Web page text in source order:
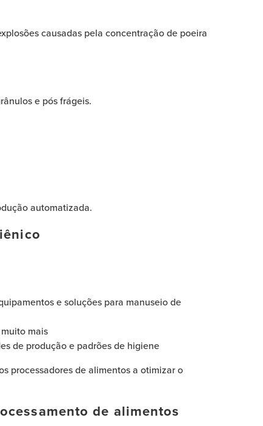
causadas pela concentração de poeira
e pós frágeis.
automatizada.
e soluções para manuseio de
mais
de produção e padrões de higiene
processadores de alimentos a otimizar o
de alimentos